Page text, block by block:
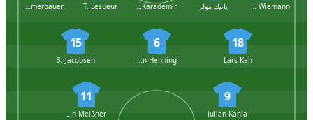
يانيك مولر T. Lesueur
Patrick Kammerbauer
18
Lars Keh
6
Bryan Henning
15
B. Jacobsen
9
Julian Kania
11
Robin Meißner